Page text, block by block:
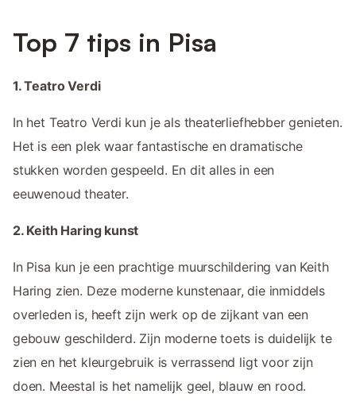
Top 7 tips in Pisa
1. Teatro Verdi
In het Teatro Verdi kun je als theaterliefhebber genieten.
Het is een plek waar fantastische en dramatische
stukken worden gespeeld. En dit alles in een
eeuwenoud theater.
2. Keith Haring kunst
In Pisa kun je een prachtige muurschildering van Keith
Haring zien. Deze moderne kunstenaar, die inmiddels
overleden is, heeft zijn werk op de zijkant van een
gebouw geschilderd. Zijn moderne toets is duidelijk te
zien en het kleurgebruik is verrassend ligt voor zijn
doen. Meestal is het namelijk geel, blauw en rood.